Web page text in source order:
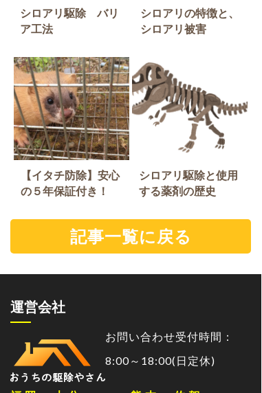
シロアリ駆除 バリ
ア工法
シロアリの特徴と、
シロアリ被害
【イタチ防除】安心
の５年保証付き！
シロアリ駆除と使用
する薬剤の歴史
記事一覧に戻る
運営会社
お問い合わせ受付時間：
8:00～18:00(日定休)